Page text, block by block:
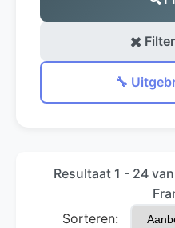
✖️
🔧
Resultaat 1 - 24
Sorteren: